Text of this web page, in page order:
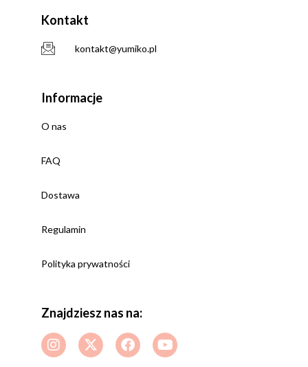
Kontakt
kontakt@yumiko.pl
Informacje
O nas
FAQ
Dostawa
Regulamin
Polityka prywatności
Znajdziesz nas na: